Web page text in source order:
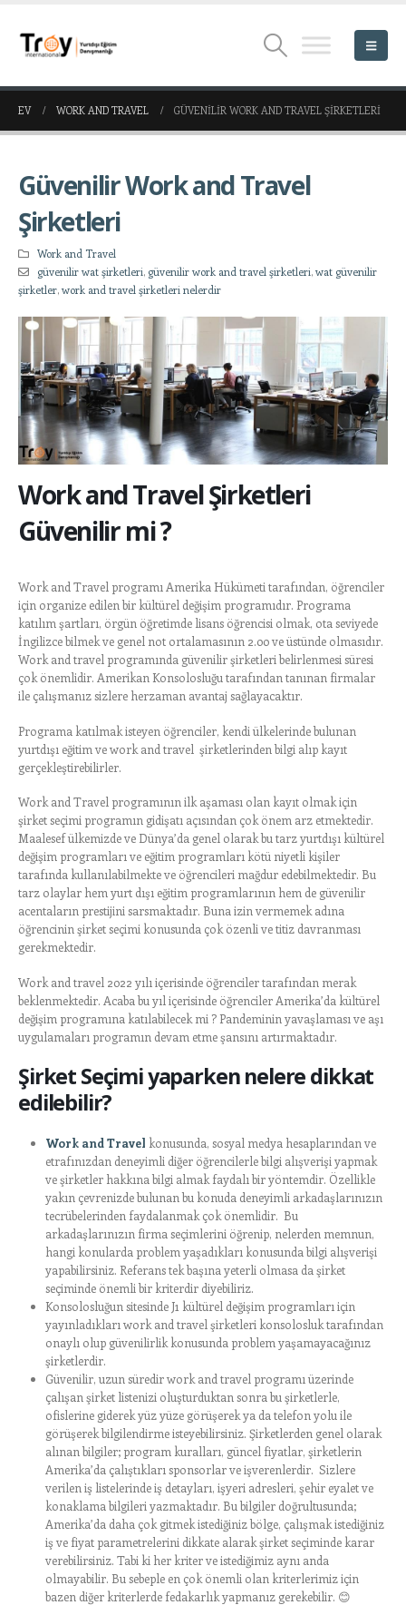
EV WORK AND TRAVEL GÜVENILIR WORK AND TRAVEL ŞIRKETLERI
Güvenilir Work and Travel
Şirketleri
Work and Travel
güvenilir wat şirketleri, güvenilir work and travel şirketleri,wat güvenilir
şirketler,work and travel şirketleri nelerdir
Work and Travel Şirketleri
Güvenilir mi ?
Work and Travel programı Amerika Hükümeti tarafından, öğrenciler
için organize edilen bir kültürel değişim programıdır. Programa
katılım şartları, örgün öğretimde lisans öğrencisi olmak, ota seviyede
İngilizce bilmek ve genel not ortalamasının 2.00 ve üstünde olmasıdır.
Work and travel programında güvenilir şirketleri belirlenmesi süresi
çok önemlidir. Amerikan Konsolosluğu tarafından tanınan firmalar
ile çalışmanız sizlere herzaman avantaj sağlayacaktır.
Programa katılmak isteyen öğrenciler, kendi ülkelerinde bulunan
yurtdışı eğitim ve work and travel şirketlerinden bilgi alıp kayıt
gerçekleştirebilirler.
Work and Travel programının ilk aşaması olan kayıt olmak için
şirket seçimi programın gidişatı açısından çok önem arz etmektedir.
Maalesef ülkemizde ve Dünya’da genel olarak bu tarz yurtdışı kültürel
değişim programları ve eğitim programları kötü niyetli kişiler
tarafında kullanılabilmekte ve öğrencileri mağdur edebilmektedir. Bu
tarz olaylar hem yurt dışı eğitim programlarının hem de güvenilir
acentaların prestijini sarsmaktadır. Buna izin vermemek adına
öğrencinin şirket seçimi konusunda çok özenli ve titiz davranması
gerekmektedir.
Work and travel 2022 yılı içerisinde öğrenciler tarafından merak
beklenmektedir. Acaba bu yıl içerisinde öğrenciler Amerika’da kültürel
değişim programına katılabilecek mi ? Pandeminin yavaşlaması ve aşı
uygulamaları programın devam etme şansını artırmaktadır.
Şirket Seçimi yaparken nelere dikkat
edilebilir?
Work and Travel konusunda, sosyal medya hesaplarından ve
etrafınızdan deneyimli diğer öğrencilerle bilgi alışverişi yapmak
ve şirketler hakkına bilgi almak faydalı bir yöntemdir. Özellikle
yakın çevrenizde bulunan bu konuda deneyimli arkadaşlarınızın
tecrübelerinden faydalanmak çok önemlidir. Bu
arkadaşlarınızın firma seçimlerini öğrenip, nelerden memnun,
hangi konularda problem yaşadıkları konusunda bilgi alışverişi
yapabilirsiniz. Referans tek başına yeterli olmasa da şirket
seçiminde önemli bir kriterdir diyebiliriz.
Konsolosluğun sitesinde J1 kültürel değişim programları için
yayınladıkları work and travel şirketleri konsolosluk tarafından
onaylı olup güvenilirlik konusunda problem yaşamayacağınız
şirketlerdir.
Güvenilir, uzun süredir work and travel programı üzerinde
çalışan şirket listenizi oluşturduktan sonra bu şirketlerle,
ofislerine giderek yüz yüze görüşerek ya da telefon yolu ile
görüşerek bilgilendirme isteyebilirsiniz. Şirketlerden genel olarak
alınan bilgiler; program kuralları, güncel fiyatlar, şirketlerin
Amerika’da çalıştıkları sponsorlar ve işverenlerdir. Sizlere
verilen iş listelerinde iş detayları, işyeri adresleri, şehir eyalet ve
konaklama bilgileri yazmaktadır. Bu bilgiler doğrultusunda;
Amerika’da daha çok gitmek istediğiniz bölge, çalışmak istediğiniz
iş ve fiyat parametrelerini dikkate alarak şirket seçiminde karar
verebilirsiniz. Tabi ki her kriter ve istediğimiz aynı anda
olmayabilir. Bu sebeple en çok önemli olan kriterlerimiz için
bazen diğer kriterlerde fedakarlık yapmanız gerekebilir. 😊